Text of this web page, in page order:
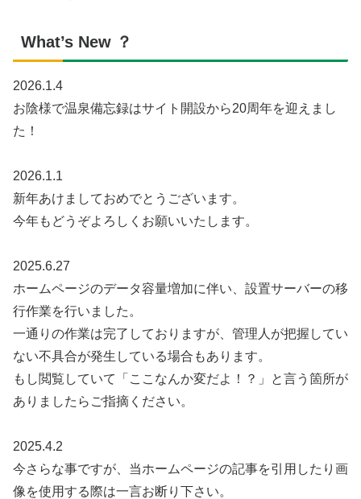
What’s New ？
2026.1.4
お陰様で温泉備忘録はサイト開設から20周年を迎えまし
た！
2026.1.1
新年あけましておめでとうございます。
今年もどうぞよろしくお願いいたします。
2025.6.27
ホームページのデータ容量増加に伴い、設置サーバーの移
行作業を行いました。
一通りの作業は完了しておりますが、管理人が把握してい
ない不具合が発生している場合もあります。
もし閲覧していて「ここなんか変だよ！？」と言う箇所が
ありましたらご指摘ください。
2025.4.2
今さらな事ですが、当ホームページの記事を引用したり画
像を使用する際は一言お断り下さい。